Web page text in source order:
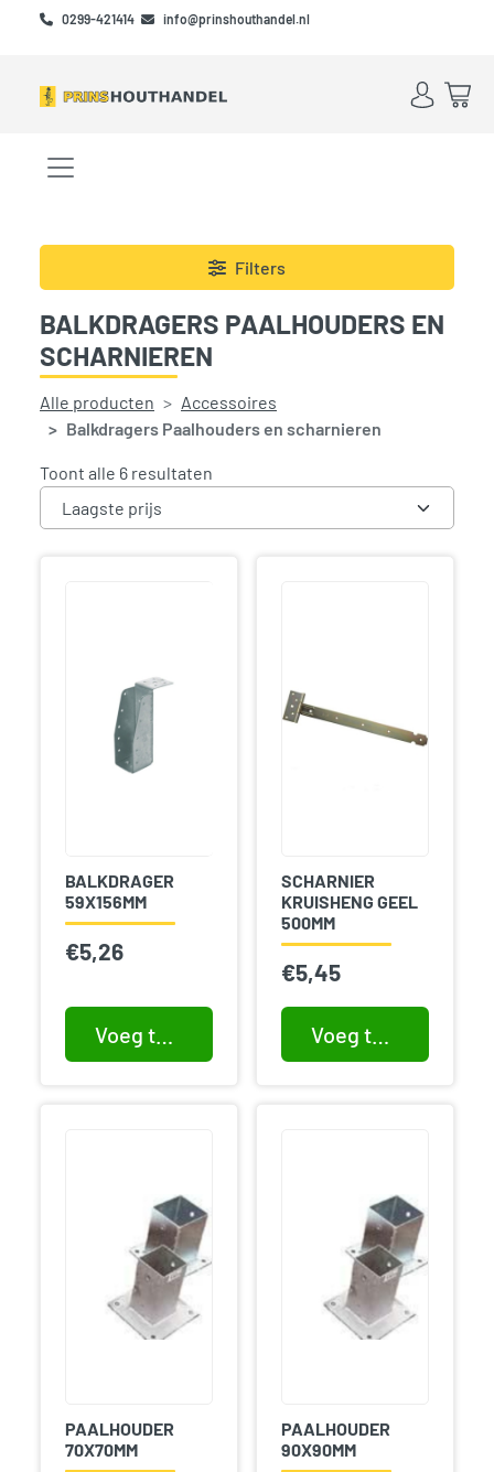
Skip to main content
Skip to footer
0299-421414 info@prinshouthandel.nl
Account
Menu openen/sluiten
Filters
BALKDRAGERS PAALHOUDERS EN
SCHARNIEREN
Alle producten
Accessoires
Balkdragers Paalhouders en scharnieren
Toont alle 6 resultaten
BALKDRAGER
59X156MM
€5,26
SCHARNIER
KRUISHENG GEEL
500MM
€5,45
PAALHOUDER
70X70MM
PAALHOUDER
90X90MM